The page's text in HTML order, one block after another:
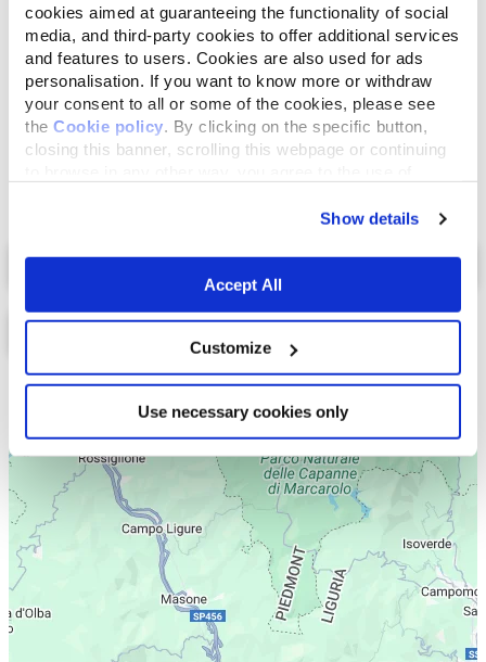
cookies aimed at guaranteeing the functionality of social
media, and third-party cookies to offer additional services
and features to users. Cookies are also used for ads
personalisation. If you want to know more or withdraw
your consent to all or some of the cookies, please see
the Cookie policy. By clicking on the specific button,
closing this banner, scrolling this webpage or continuing
Show details
Accept All
Customize
Use necessary cookies only
Ingredienti Componenti analitici
Brodo di tonno, filetto di tonno* 40%, gamberetti*
4%, riso 1%. *Fonte naturale di omega 3.